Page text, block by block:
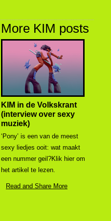
More KIM posts
KIM in de Volkskrant
(interview over sexy
muziek)
‘Pony’ is een van de meest
sexy liedjes ooit: wat maakt
een nummer geil?Klik hier om
het artikel te lezen.
Read and Share More